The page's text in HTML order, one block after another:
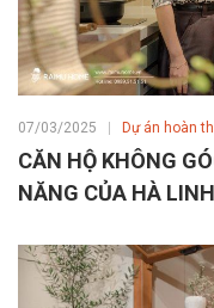
07/03/2025 Dự án hoàn
CĂN HỘ KHÔNG
NĂNG CỦA HÀ